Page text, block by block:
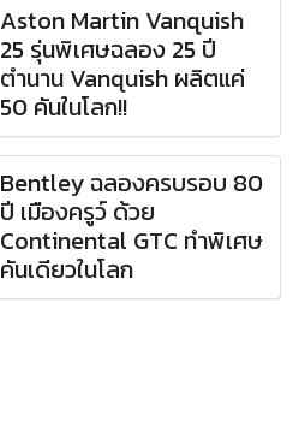
Aston Martin Vanquish
25 รุ่นพิเศษฉลอง 25 ปี
ตำนาน Vanquish ผลิตแค่
50 คันในโลก!!
Bentley ฉลองครบรอบ 80
ปี เมืองครูว์ ด้วย
Continental GTC ทำพิเศษ
คันเดียวในโลก